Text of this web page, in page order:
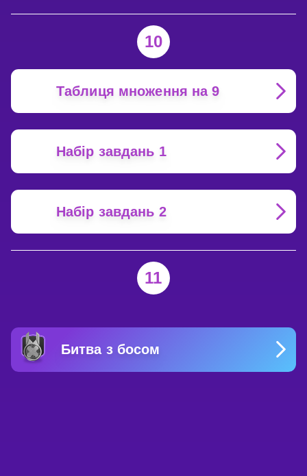
10
Таблиця множення на 9
Набір завдань 1
Набір завдань 2
11
Битва з босом